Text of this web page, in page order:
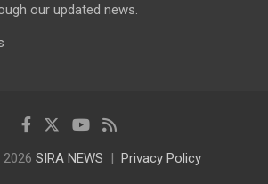
our updated news.
SIRA NEWS Privacy Policy